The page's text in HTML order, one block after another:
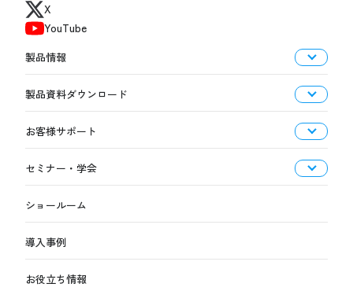
X
YouTube
製品情報
製品資料ダウンロード
お客様サポート
セミナー・学会
ショールーム
導入事例
お役立ち情報